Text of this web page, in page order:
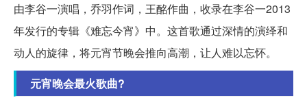
由李谷一演唱，乔羽作词，王酩作曲，收录在李谷一2013
年发行的专辑《难忘今宵》中。这首歌通过深情的演绎和
动人的旋律，将元宵节晚会推向高潮，让人难以忘怀。
元宵晚会最火歌曲?